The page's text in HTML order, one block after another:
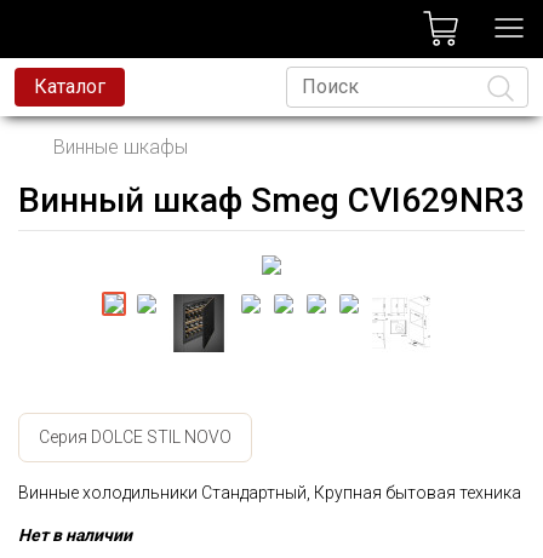
Каталог
Язык
Винные шкафы
Винный шкаф Smeg CVI629NR3
Серия DOLCE STIL NOVO
Винные холодильники Стандартный, Крупная бытовая техника
Нет в наличии